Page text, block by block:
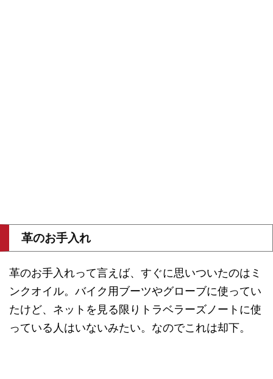
革のお手入れ
革のお手入れって言えば、すぐに思いついたのはミ
ンクオイル。バイク用ブーツやグローブに使ってい
たけど、ネットを見る限りトラベラーズノートに使
っている人はいないみたい。なのでこれは却下。